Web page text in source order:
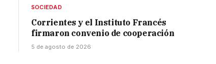
SOCIEDAD
Corrientes y el Instituto Francés
firmaron convenio de cooperación
5 de agosto de 2026